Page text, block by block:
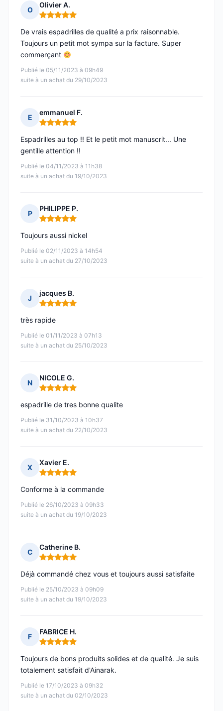
O
Olivier A.
Note : 5 sur 5
Publié le 05/11/2023 à 09h49
suite à un achat du 29/10/2023
De vrais espadrilles de qualité a prix raisonnable.
Toujours un petit mot sympa sur la facture. Super
commerçant
E
emmanuel F.
Note : 5 sur 5
Publié le 04/11/2023 à 11h38
suite à un achat du 19/10/2023
Espadrilles au top !! Et le petit mot manuscrit... Une
gentille attention !!
P
PHILIPPE P.
Note : 5 sur 5
Publié le 02/11/2023 à 14h54
suite à un achat du 27/10/2023
Toujours aussi nickel
J
jacques B.
Note : 5 sur 5
Publié le 01/11/2023 à 07h13
suite à un achat du 25/10/2023
très rapide
N
NICOLE G.
Note : 5 sur 5
Publié le 31/10/2023 à 10h37
suite à un achat du 22/10/2023
espadrille de tres bonne qualite
X
Xavier E.
Note : 5 sur 5
Publié le 26/10/2023 à 09h33
suite à un achat du 19/10/2023
Conforme à la commande
C
Catherine B.
Note : 5 sur 5
Publié le 25/10/2023 à 09h09
suite à un achat du 19/10/2023
Déjà commandé chez vous et toujours aussi satisfaite
F
FABRICE H.
Note : 5 sur 5
Publié le 17/10/2023 à 09h32
suite à un achat du 02/10/2023
Toujours de bons produits solides et de qualité. Je suis
totalement satisfait d'Ainarak.